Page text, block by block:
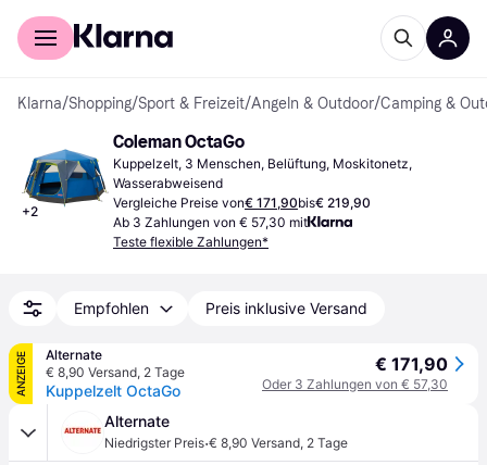
Für Shopper
Klarna/Shopping/Sport & Freizeit/Angeln & Outdoor/Camping &
+2
Coleman OctaGo
Kuppelzelt, 3 Menschen, Belüftung, Moskitonetz,
Wasserabweisend
Vergleiche Preise von€ 171,90bis€ 219,90
Ab 3 Zahlungen von € 57,30 mit
Teste flexible Zahlungen*
Empfohlen Preis inklusive Versand
ANZEIGE
Alternate
€ 8,90 Versand, 2 Tage
Kuppelzelt OctaGo
€ 171,90
Oder 3 Zahlungen von € 57,30
Alternate
Niedrigster Preis·€ 8,90 Versand, 2 Tage